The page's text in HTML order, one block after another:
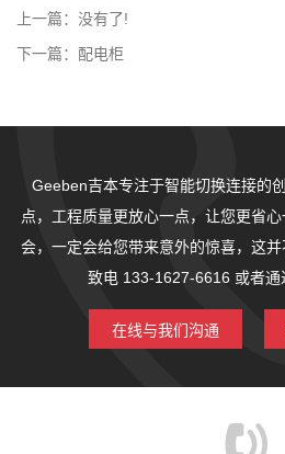
上一篇： 没有了!
下一篇： 配电柜
Geeben吉本专注于智能切换连接的创
点，工程质量更放心一点，让您更省心
会，一定会给您带来意外的惊喜，这并
致电 133-1627-6616 或者通
在线与我们沟通